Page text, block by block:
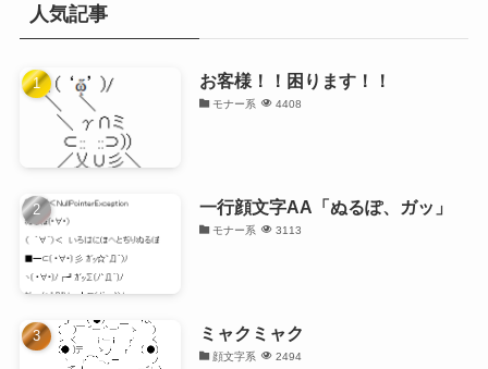
人気記事
お客様！！困ります！！
モナー系 4408
一行顔文字AA「ぬるぽ、ガッ」
モナー系 3113
ミャクミャク
顔文字系 2494